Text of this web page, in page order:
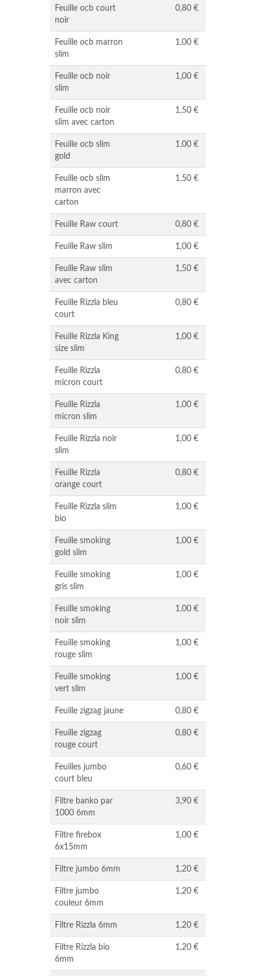
Feuille ocb court
noir
0,80 €
Feuille ocb marron
slim
1,00 €
Feuille ocb noir
slim
1,00 €
Feuille ocb noir
slim avec carton
1,50 €
Feuille ocb slim
gold
1,00 €
Feuille ocb slim
marron avec
carton
1,50 €
Feuille Raw court 0,80 €
Feuille Raw slim 1,00 €
Feuille Raw slim
avec carton
1,50 €
Feuille Rizzla bleu
court
0,80 €
Feuille Rizzla King
size slim
1,00 €
Feuille Rizzla
micron court
0,80 €
Feuille Rizzla
micron slim
1,00 €
Feuille Rizzla noir
slim
1,00 €
Feuille Rizzla
orange court
0,80 €
Feuille Rizzla slim
bio
1,00 €
Feuille smoking
gold slim
1,00 €
Feuille smoking
gris slim
1,00 €
Feuille smoking
noir slim
1,00 €
Feuille smoking
rouge slim
1,00 €
Feuille smoking
vert slim
1,00 €
Feuille zigzag jaune 0,80 €
Feuille zigzag
rouge court
0,80 €
Feuilles jumbo
court bleu
0,60 €
Filtre banko par
1000 6mm
3,90 €
Filtre firebox
6x15mm
1,00 €
Filtre jumbo 6mm 1,20 €
Filtre jumbo
couleur 6mm
1,20 €
Filtre Rizzla 6mm 1,20 €
Filtre Rizzla bio
6mm
1,20 €